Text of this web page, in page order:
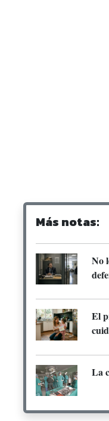
Más notas:
No
El
La